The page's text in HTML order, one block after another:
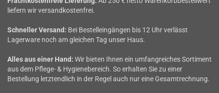
liefern wir versandkostenfrei.
Schneller Versand: Bei Bestelleingängen bis 12 Uhr verlässt
Lagerware noch am gleichen Tag unser Haus.
Alles aus einer Hand: Wir bieten Ihnen ein umfangreiches Sortiment
aus dem Pflege- & Hygienebereich. So erhalten Sie zu einer
Bestellung letztendlich in der Regel auch nur eine Gesamtrechnung.